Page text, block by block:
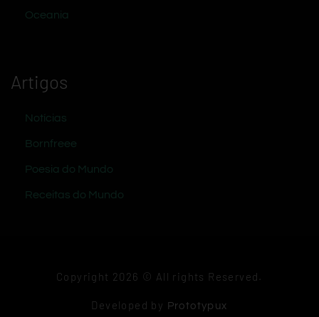
Oceania
Artigos
Notícias
Bornfreee
Poesia do Mundo
Receitas do Mundo
Copyright 2026 © All rights Reserved.
Developed by Prototypux